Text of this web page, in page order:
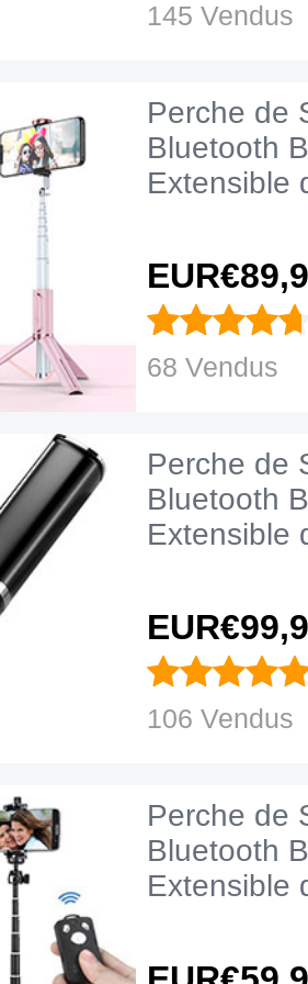
145 Vendus
Perche de
Bluetooth
Extensible
EUR€89,
68 Vendus
Perche de
Bluetooth
Extensible
EUR€99,
106 Vendus
Perche de
Bluetooth
Extensible